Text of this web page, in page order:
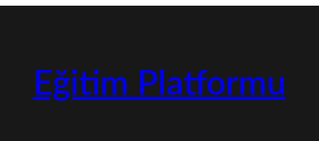
Eğitim Platformu